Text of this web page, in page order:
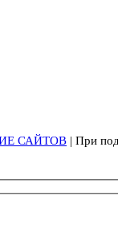
САЙТОВ | При